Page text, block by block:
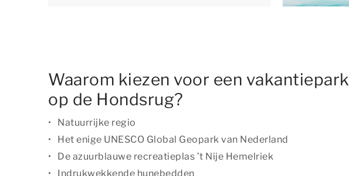
Waarom kiezen voor een vakantiepark
op de Hondsrug?
Natuurrijke regio
Het enige UNESCO Global Geopark van Nederland
De azuurblauwe recreatieplas ’t Nije Hemelriek
Indrukwekkende hunebedden